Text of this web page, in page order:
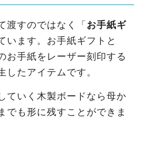
渡すのではなく「 お手紙ギ
います。お手紙ギフトと
お手紙をレーザー刻印する
したアイテムです。
ていく木製ボードなら母か
でも形に残すことができま